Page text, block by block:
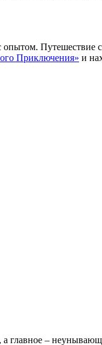
Путешествие
Приключения» и
главное –